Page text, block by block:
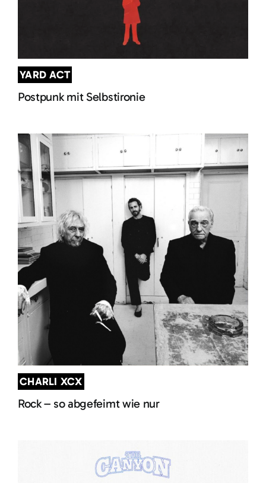
YARD ACT
Postpunk mit Selbstironie
CHARLI XCX
Rock – so abgefeimt wie nur